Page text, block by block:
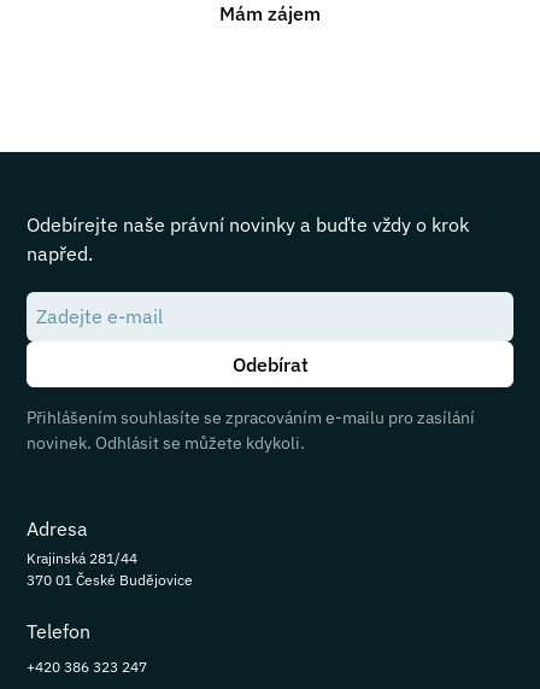
Mám zájem
Odebírejte naše právní novinky a buďte vždy o krok
napřed.
Přihlášením souhlasíte se zpracováním e-mailu pro zasílání
novinek. Odhlásit se můžete kdykoli.
Adresa
Krajinská 281/44
370 01 České Budějovice
Telefon
+420 386 323 247